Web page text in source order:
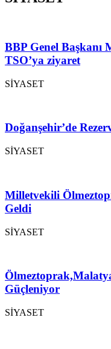
BBP Genel Başkanı
TSO’ya ziyaret
SİYASET
Doğanşehir’de
SİYASET
Milletvekili
Geldi
SİYASET
Güçleniyor
SİYASET